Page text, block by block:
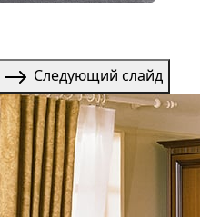
Следующий слайд